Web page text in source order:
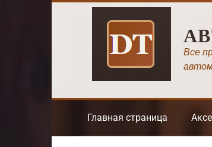
Все
Главная страница